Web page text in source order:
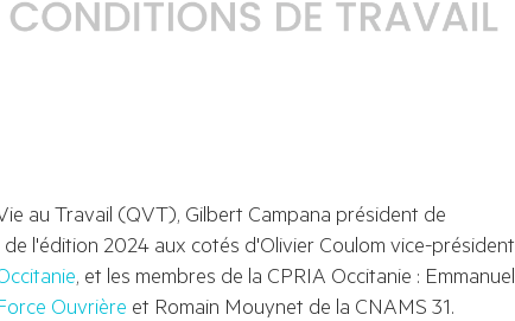
au Travail (QVT), Gilbert Campana président de
de l'édition 2024 aux cotés d'Olivier Coulom vice-président
, et les membres de la CPRIA Occitanie : Emmanuel
Ouvrière et Romain Mouynet de la CNAMS 31.